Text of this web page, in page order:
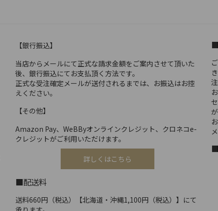
【銀行振込】
当店からメールにて正式な請求金額をご案内させて頂いた
後、銀行振込にてお支払頂く方法です。
正式な受注確定メールが送付されるまでは、お振込はお控
えください。
【その他】
Amazon Pay、WeBByオンラインクレジット、クロネコe-
クレジットがご利用いただけます。
詳しくはこちら
■配送料
送料660円（税込）【北海道・沖縄1,100円（税込）】にて